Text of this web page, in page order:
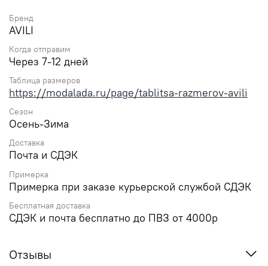
Бренд
AVILI
Когда отправим
Через 7-12 дней
Таблица размеров
https://modalada.ru/page/tablitsa-razmerov-avili
Сезон
Осень-Зима
Доставка
Почта и СДЭК
Примерка
Примерка при заказе курьерской службой СДЭК
Бесплатная доставка
СДЭК и почта бесплатно до ПВЗ от 4000р
Отзывы